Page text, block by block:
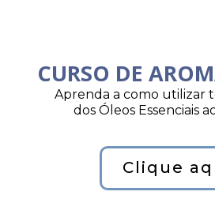
CURSO DE
Aprenda a como utilizar
dos Óleos Essenciais
Clique